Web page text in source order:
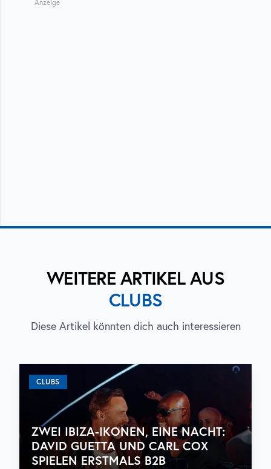
Anzeige
WEITERE ARTIKEL AUS
CLUBS
Diese Artikel könnten dich auch interessieren
CLUBS
ZWEI IBIZA-IKONEN, EINE NACHT:
DAVID GUETTA UND CARL COX
SPIELEN ERSTMALS B2B